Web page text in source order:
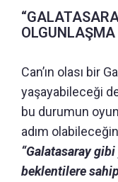
Can’ın olası bir
yaşayabileceği
bu durumun
adım
“Galatasaray
beklentilere